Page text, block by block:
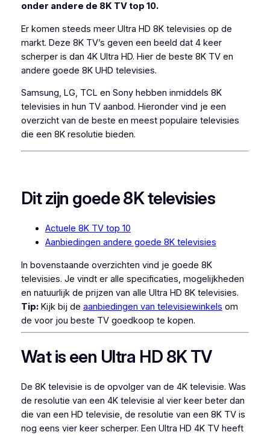
onder andere de 8K TV top 10.
Er komen steeds meer Ultra HD 8K televisies op de
markt. Deze 8K TV’s geven een beeld dat 4 keer
scherper is dan 4K Ultra HD. Hier de beste 8K TV en
andere goede 8K UHD televisies.
Samsung, LG, TCL en Sony hebben inmiddels 8K
televisies in hun TV aanbod. Hieronder vind je een
overzicht van de beste en meest populaire televisies
die een 8K resolutie bieden.
Dit zijn goede 8K televisies
Actuele 8K TV top 10
Aanbiedingen andere goede 8K televisies
In bovenstaande overzichten vind je goede 8K
televisies. Je vindt er alle specificaties, mogelijkheden
en natuurlijk de prijzen van alle Ultra HD 8K televisies.
Tip:Kijk bij de aanbiedingen van televisiewinkels om
de voor jou beste TV goedkoop te kopen.
Wat is een Ultra HD 8K TV
De 8K televisie is de opvolger van de 4K televisie. Was
de resolutie van een 4K televisie al vier keer beter dan
die van een HD televisie, de resolutie van een 8K TV is
nog eens vier keer scherper. Een Ultra HD 4K TV heeft